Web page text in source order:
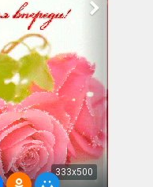
333x500